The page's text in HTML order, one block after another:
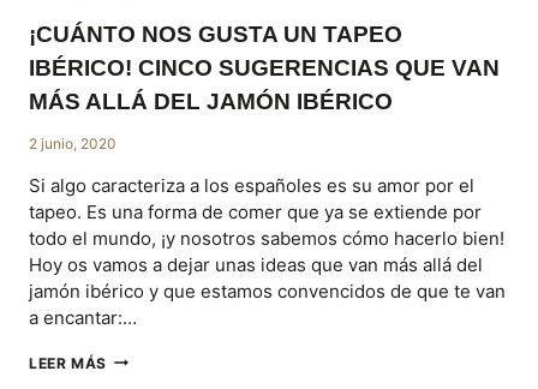
¡CUÁNTO NOS GUSTA UN TAPEO
IBÉRICO! CINCO SUGERENCIAS QUE VAN
MÁS ALLÁ DEL JAMÓN IBÉRICO
2 junio, 2020
Si algo caracteriza a los españoles es su amor por el
tapeo. Es una forma de comer que ya se extiende por
todo el mundo, ¡y nosotros sabemos cómo hacerlo bien!
Hoy os vamos a dejar unas ideas que van más allá del
jamón ibérico y que estamos convencidos de que te van
a encantar:…
LEER MÁS¡CUÁNTO